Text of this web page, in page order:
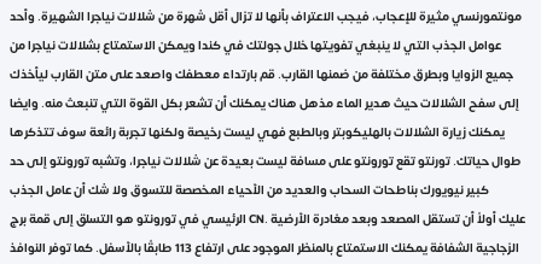
مونتمورنسي مثيرة للإعجاب، فيجب الاعتراف بأنها لا تزال أقل شهرة من شلالات نياجرا الشهيرة. وأحد
عوامل الجذب التي لا ينبغي تفويتها خلال جولتك في كندا ويمكن الاستمتاع بشلالات نياجرا من
جميع الزوايا وبطرق مختلفة من ضمنها القارب. قم بارتداء معطفك واصعد على متن القارب ليأخذك
إلى سفح الشلالات حيث هدير الماء مذهل هناك يمكنك أن تشعر بكل القوة التي تنبعث منه. وايضا
يمكنك زيارة الشلالات بالهليكوبتر وبالطبع فهي ليست رخيصة ولكنها تجربة رائعة سوف تتذكرها
طوال حياتك. تورنتو تقع تورونتو على مسافة ليست بعيدة عن شلالات نياجرا، وتشبه تورونتو إلى حد
كبير نيويورك بناطحات السحاب والعديد من الأحياء المخصصة للتسوق ولا شك أن عامل الجذب
الرئيسي في تورونتو هو التسلق إلى قمة برج CN. عليك أولاً أن تستقل المصعد وبعد مغادرة الأرضية
الزجاجية الشفافة يمكنك الاستمتاع بالمنظر الموجود على ارتفاع 113 طابقًا بالأسفل. كما توفر النوافذ